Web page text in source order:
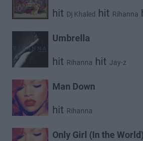
hit Dj Khaled hit Rihanna
Umbrella
hit Rihanna hit Jay-z
Man Down
hit Rihanna
Only Girl (In the World)